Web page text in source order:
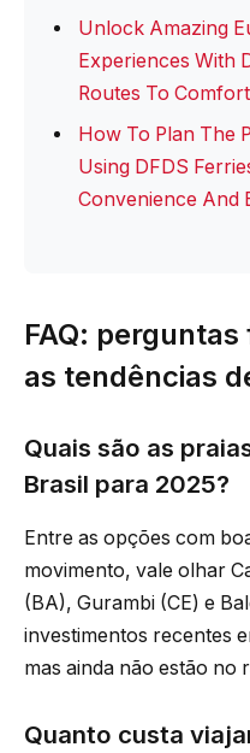
Unlock Amazing
Experiences With
Routes To
How To Plan The
Using DFDS
Convenience And
FAQ:
as tendências
Quais são as
Brasil para 2025?
Entre as opções com
movimento, vale olhar
(BA), Gurambi (CE) e
investimentos recentes
mas ainda não estão no
Quanto custa